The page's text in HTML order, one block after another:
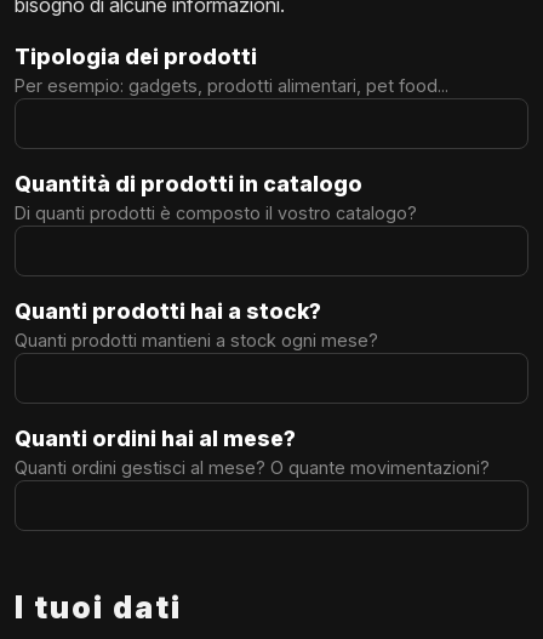
bisogno di alcune informazioni.
Tipologia dei prodotti
Per esempio: gadgets, prodotti alimentari, pet food...
Quantità di prodotti in catalogo
Di quanti prodotti è composto il vostro catalogo?
Quanti prodotti hai a stock?
Quanti prodotti mantieni a stock ogni mese?
Quanti ordini hai al mese?
Quanti ordini gestisci al mese? O quante movimentazioni?
I tuoi dati